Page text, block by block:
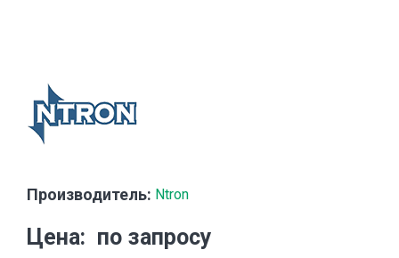
Производитель: Ntron
Цена по запросу